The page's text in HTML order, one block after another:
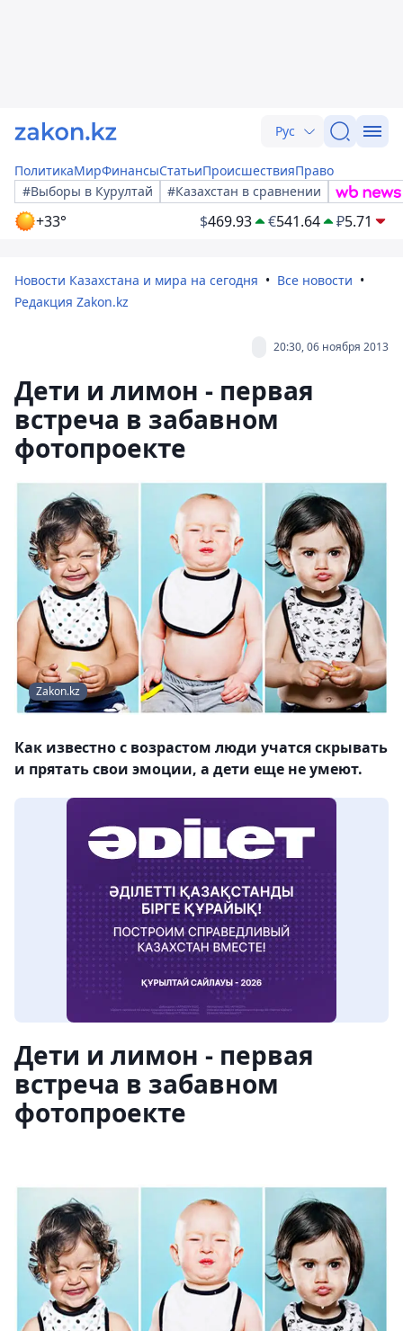
Рус
ПолитикаМирФинансыСтатьиПроисшествияПраво
#Выборы в Курултай
#Казахстан в сравнении
+33° $469.93 €541.64 ₽5.71
Новости Казахстана и мира на сегодня
Все новости
Редакция Zakon.kz
20:30, 06 ноября 2013
Дети и лимон - первая
встреча в забавном
фотопроекте
Zakon.kz
Как известно с возрастом люди учатся скрывать
и прятать свои эмоции, а дети еще не умеют.
Дети и лимон - первая
встреча в забавном
фотопроекте